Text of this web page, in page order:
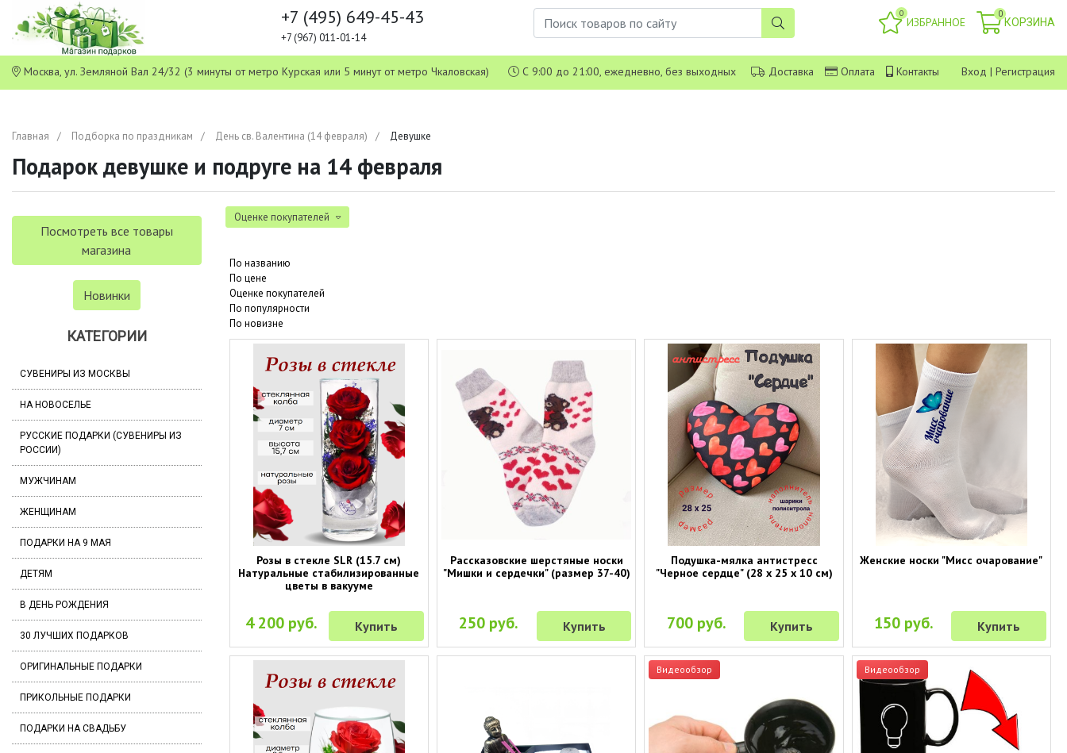
+7 (495) 649-45-43
+7 (967) 011-01-14
0
ИЗБРАННОЕ
0
КОРЗИНА
Москва, ул. Земляной Вал 24/32 (3 минуты от метро Курская или 5 минут от метро Чкаловская) С 9:00 до 21:00, ежедневно, без выходных Доставка Оплата Контакты Вход | Регистрация
Главная Подборка по праздникам День св. Валентина (14 февраля) Девушке
Подарок девушке и подруге на 14 февраля
Посмотреть все товары
магазина
Новинки
КАТЕГОРИИ
СУВЕНИРЫ ИЗ МОСКВЫ
НА НОВОСЕЛЬЕ
РУССКИЕ ПОДАРКИ (СУВЕНИРЫ ИЗ
РОССИИ)
МУЖЧИНАМ
ЖЕНЩИНАМ
ПОДАРКИ НА 9 МАЯ
ДЕТЯМ
В ДЕНЬ РОЖДЕНИЯ
30 ЛУЧШИХ ПОДАРКОВ
ОРИГИНАЛЬНЫЕ ПОДАРКИ
ПРИКОЛЬНЫЕ ПОДАРКИ
ПОДАРКИ НА СВАДЬБУ
Оценке покупателей
По названию
По цене
Оценке покупателей
По популярности
По новизне
Розы в стекле SLR (15.7 см)
Натуральные стабилизированные
цветы в вакууме
4 200 руб. Купить
Рассказовские шерстяные носки
"Мишки и сердечки" (размер 37-40)
250 руб. Купить
Подушка-мялка антистресс
"Черное сердце" (28 х 25 х 10 см)
700 руб. Купить
Женские носки "Мисс очарование"
150 руб. Купить
Видеообзор Видеообзор